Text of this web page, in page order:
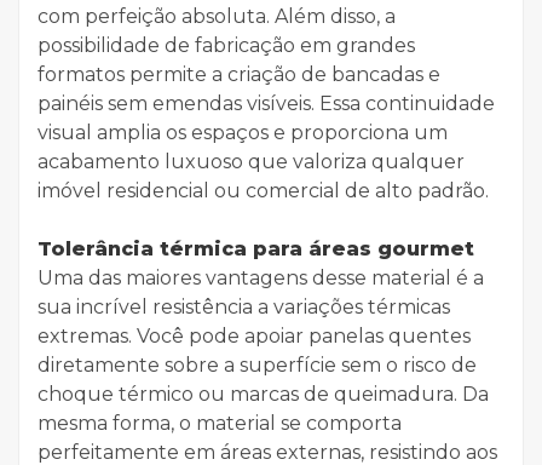
com perfeição absoluta. Além disso, a
possibilidade de fabricação em grandes
formatos permite a criação de bancadas e
painéis sem emendas visíveis. Essa continuidade
visual amplia os espaços e proporciona um
acabamento luxuoso que valoriza qualquer
imóvel residencial ou comercial de alto padrão.
Tolerância térmica para áreas gourmet
Uma das maiores vantagens desse material é a
sua incrível resistência a variações térmicas
extremas. Você pode apoiar panelas quentes
diretamente sobre a superfície sem o risco de
choque térmico ou marcas de queimadura. Da
mesma forma, o material se comporta
perfeitamente em áreas externas, resistindo aos